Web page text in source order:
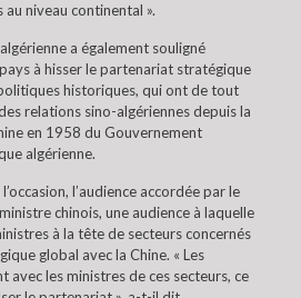
niveau continental ».
a également souligné
à hisser le partenariat stratégique
historiques, qui ont de tout
relations sino-algériennes depuis la
en 1958 du Gouvernement
algérienne.
l’audience accordée par le
chinois, une audience à laquelle
à la tête de secteurs concernés
global avec la Chine. « Les
avec les ministres de ces secteurs, ce